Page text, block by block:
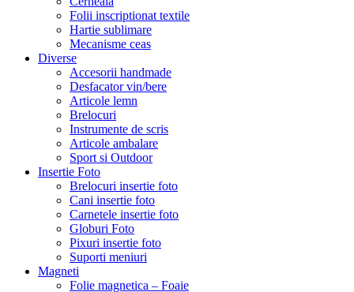
Folii inscriptionat textile
Hartie sublimare
Mecanisme ceas
Diverse
Accesorii handmade
Desfacator vin/bere
Articole lemn
Brelocuri
Instrumente de scris
Articole ambalare
Sport si Outdoor
Insertie Foto
Brelocuri insertie foto
Cani insertie foto
Carnetele insertie foto
Globuri Foto
Pixuri insertie foto
Suporti meniuri
Magneti
Folie magnetica – Foaie